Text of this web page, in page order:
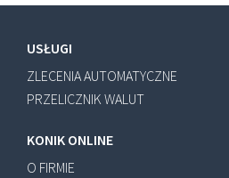
USŁUGI
ZLECENIA AUTOMATYCZNE
PRZELICZNIK WALUT
KONIK ONLINE
O FIRMIE